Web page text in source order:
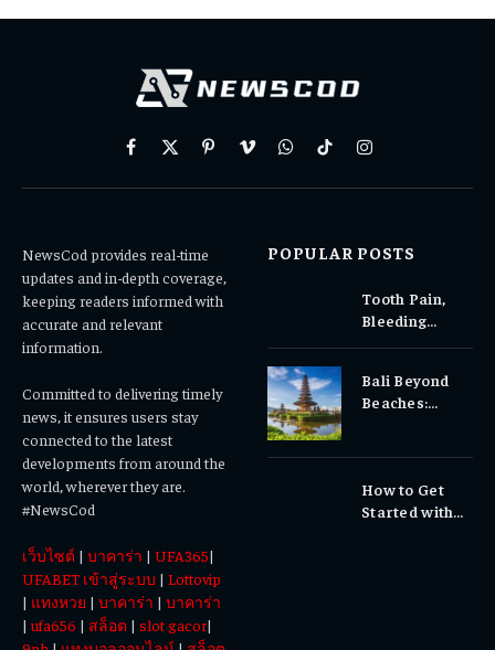
Facebook
X
PinterestVimeoWhatsAppTikTokInstagram
NewsCod provides real-time
updates and in-depth coverage,
keeping readers informed with
accurate and relevant
information.
Committed to delivering timely
news, it ensures users stay
connected to the latest
developments from around the
world, wherever they are.
#NewsCod
เว็บไซต์ | บาคาร่า | UFA365|
UFABET เข้าสู่ระบบ | Lottovip
| แทงหวย | บาคาร่า | บาคาร่า
|ufa656 | สล็อต | slot gacor|
POPULAR POSTS
Tooth Pain,
Bleeding
Why Early
Dental Care
Bali Beyond
Beaches:
Experiences
How to Get
Started with